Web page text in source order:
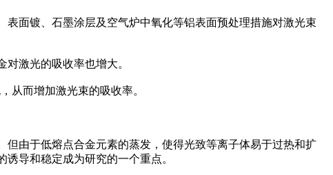
面镀、石墨涂层及空气炉中氧化等铝表面预处理措施对激光束
对激光的吸收率也增大。
从而增加激光束的吸收率。
由于低熔点合金元素的蒸发，使得光致等离子体易于过热和扩
诱导和稳定成为研究的一个重点。